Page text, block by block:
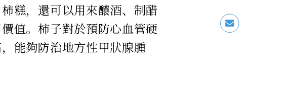
糕，還可以用來釀酒、制醋
值。柿子對於預防心血管硬
能夠防治地方性甲狀腺腫